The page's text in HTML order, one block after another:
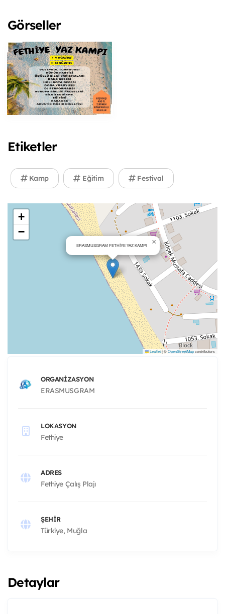
Görseller
Etiketler
Kamp Eğitim Festival
ERASMUSGRAM FETHİYE YAZ KAMPI ×
+
−
Leaflet|©OpenStreetMapcontributors
ORGANIZASYON
ERASMUSGRAM
LOKASYON
Fethiye
ADRES
Fethiye Çalış Plajı
ŞEHIR
Türkiye, Muğla
Detaylar